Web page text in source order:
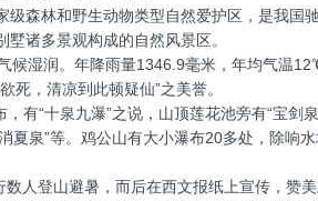
森林和野生动物类型自然爱护区，是我国
诸多景观构成的自然风景区。
湿润。年降雨量1346.9毫米，年均气温
，清凉到此顿疑仙”之美誉。
“十泉九瀑”之说，山顶莲花池旁有“宝剑
夏泉”等。鸡公山有大小瀑布20多处，除响
人登山避暑，而后在西文报纸上宣传，赞